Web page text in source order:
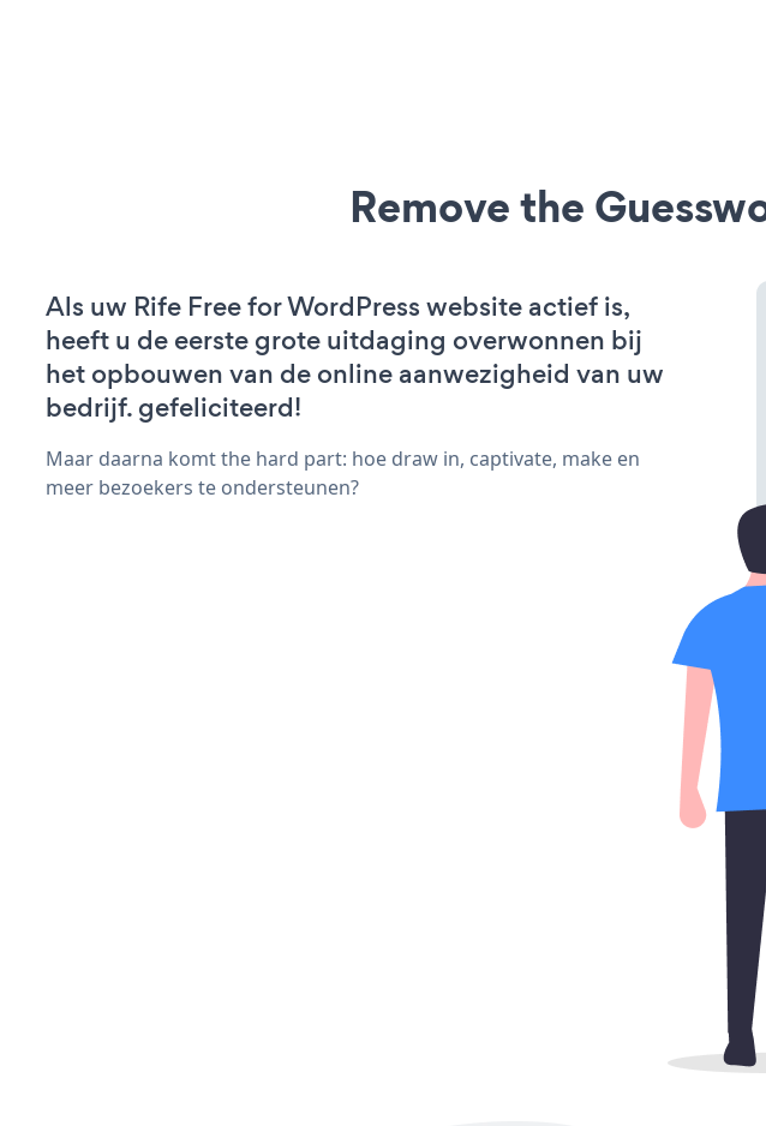
Remove the
Als uw Rife Free for WordPress website actief is,
heeft u de eerste grote uitdaging overwonnen bij
het opbouwen van de online aanwezigheid van uw
bedrijf. gefeliciteerd!
Maar daarna komt the hard part: hoe draw in, captivate, make en
meer bezoekers te ondersteunen?